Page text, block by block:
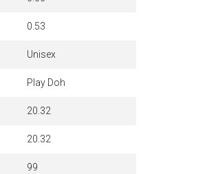
0.53
Unisex
Play Doh
20.32
20.32
99